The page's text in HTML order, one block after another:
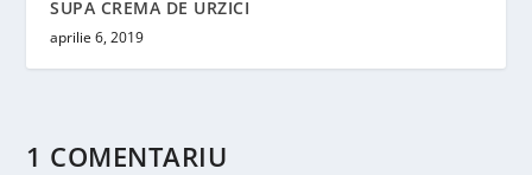
SUPA CREMA DE URZICI
aprilie 6, 2019
1 COMENTARIU